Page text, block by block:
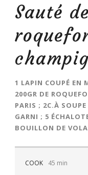
Sauté
1 LAPIN COUPÉ EN
200GR DE
PARIS ; 2C.À
GARNI ; 5
BOUILLON DE
COOK 45 min